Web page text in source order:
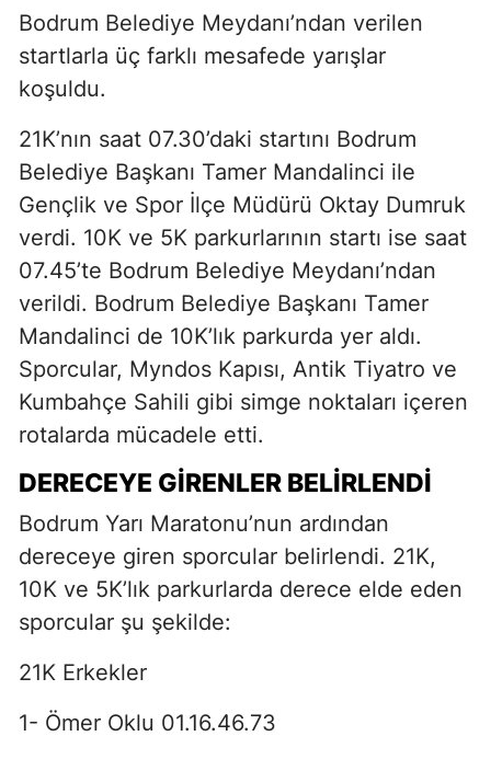
Bodrum Belediye Meydanı’ndan verilen
startlarla üç farklı mesafede yarışlar
koşuldu.
21K’nın saat 07.30’daki startını Bodrum
Belediye Başkanı Tamer Mandalinci ile
Gençlik ve Spor İlçe Müdürü Oktay Dumruk
verdi. 10K ve 5K parkurlarının startı ise saat
07.45’te Bodrum Belediye Meydanı’ndan
verildi. Bodrum Belediye Başkanı Tamer
Mandalinci de 10K’lık parkurda yer aldı.
Sporcular, Myndos Kapısı, Antik Tiyatro ve
Kumbahçe Sahili gibi simge noktaları içeren
rotalarda mücadele etti.
DERECEYE GİRENLER BELİRLENDİ
Bodrum Yarı Maratonu’nun ardından
dereceye giren sporcular belirlendi. 21K,
10K ve 5K’lık parkurlarda derece elde eden
sporcular şu şekilde:
21K Erkekler
1- Ömer Oklu 01.16.46.73